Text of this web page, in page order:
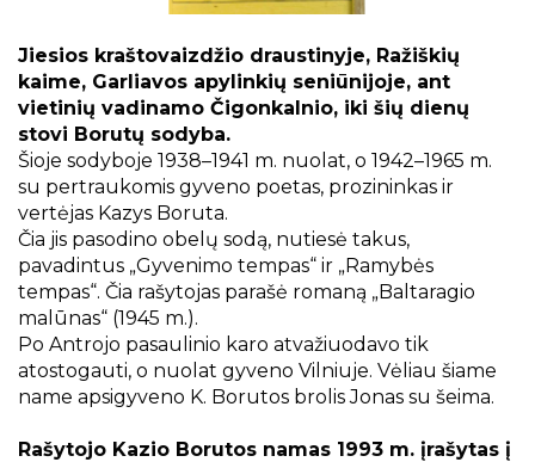
Piligrimų keliai Kauno rajone
Jiesios kraštovaizdžio draustinyje, Ražiškių
kaime, Garliavos apylinkių seniūnijoje, ant
vietinių vadinamo Čigonkalnio, iki šių dienų
stovi Borutų sodyba.
Šioje sodyboje 1938–1941 m. nuolat, o 1942–1965 m.
su pertraukomis gyveno poetas, prozininkas ir
vertėjas Kazys Boruta.
Čia jis pasodino obelų sodą, nutiesė takus,
pavadintus „Gyvenimo tempas“ ir „Ramybės
tempas“. Čia rašytojas parašė romaną „Baltaragio
malūnas“ (1945 m.).
Po Antrojo pasaulinio karo atvažiuodavo tik
atostogauti, o nuolat gyveno Vilniuje. Vėliau šiame
name apsigyveno K. Borutos brolis Jonas su šeima.
Rašytojo Kazio Borutos namas 1993 m. įrašytas į